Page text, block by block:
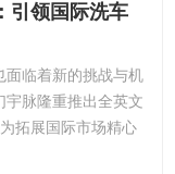
引领国际洗车
面临着新的挑战与机
宇脉隆重推出全英文
拓展国际市场精心